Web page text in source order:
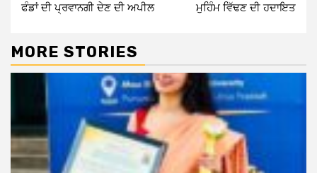
ਫੰਡਾਂ ਦੀ ਪ੍ਰਵਾਨਗੀ ਦੇਣ ਦੀ ਅਪੀਲ
ਮੁਹਿੰਮ ਵਿੱਢਣ ਦੀ ਹਦਾਇਤ
MORE STORIES